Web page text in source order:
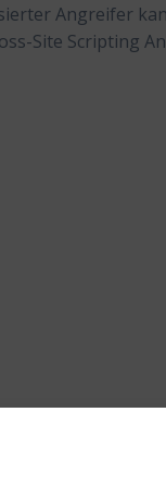
Angreifer
Site Scripting